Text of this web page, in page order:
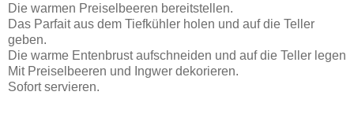
Die warmen Preiselbeeren bereitstellen.
Das Parfait aus dem Tiefkühler holen und auf die Teller
geben.
Die warme Entenbrust aufschneiden und auf die Teller legen
Mit Preiselbeeren und Ingwer dekorieren.
Sofort servieren.